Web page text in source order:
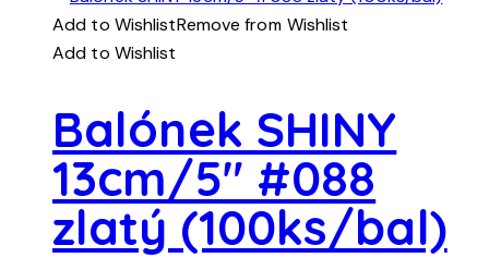
Add to WishlistRemove from Wishlist
Add to Wishlist
Balónek SHINY
13cm/5″ #088
zlatý (100ks/bal)